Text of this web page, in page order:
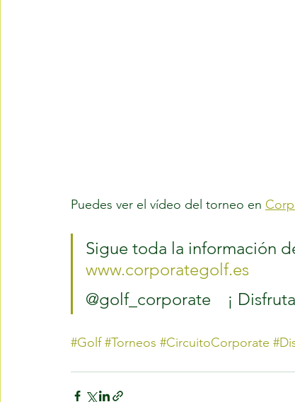
Puedes ver el vídeo del torneo en
Sigue toda la información
www.corporategolf.es
#Golf #Torneos #CircuitoCorporate